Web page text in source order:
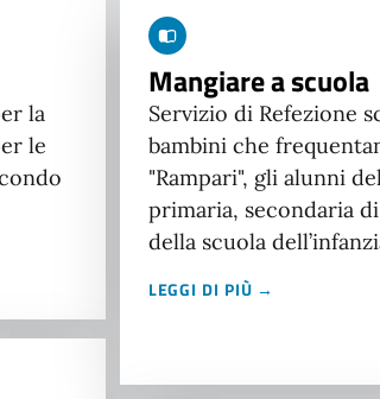
la
le
Mangiare a scuola
Servizio di Refezione
bambini che
"Rampari", gli alunni
primaria, secondaria
della scuola
LEGGI DI PIÙ →